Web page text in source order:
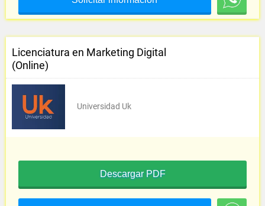
Licenciatura en Marketing Digital
(Online)
Universidad Uk
Descargar PDF